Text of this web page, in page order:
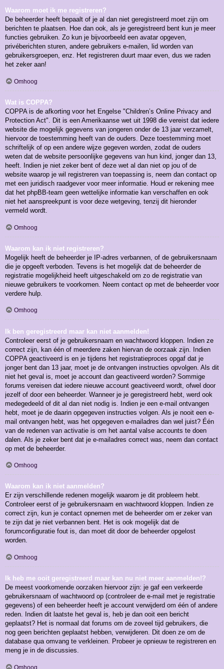
Waarom moet ik me registreren?
De beheerder heeft bepaalt of je al dan niet geregistreerd moet zijn om
berichten te plaatsen. Hoe dan ook, als je geregistreerd bent kun je meer
functies gebruiken. Zo kun je bijvoorbeeld een avatar opgeven,
privéberichten sturen, andere gebruikers e-mailen, lid worden van
gebruikersgroepen, enz. Het registreren duurt maar even, dus we raden
het zeker aan!
Omhoog
Wat is COPPA?
COPPA is de afkorting voor het Engelse "Children’s Online Privacy and
Protection Act". Dit is een Amerikaanse wet uit 1998 die vereist dat iedere
website die mogelijk gegevens van jongeren onder de 13 jaar verzamelt,
hiervoor de toestemming heeft van de ouders. Deze toestemming moet
schriftelijk of op een andere wijze gegeven worden, zodat de ouders
weten dat de website persoonlijke gegevens van hun kind, jonger dan 13,
heeft. Indien je niet zeker bent of deze wet al dan niet op jou of de
website waarop je wil registreren van toepassing is, neem dan contact op
met een juridisch raadgever voor meer informatie. Houd er rekening mee
dat het phpBB-team geen wettelijke informatie kan verschaffen en ook
niet het aanspreekpunt is voor deze wetgeving, tenzij dit hieronder
vermeld wordt.
Omhoog
Waarom kan ik niet registreren?
Mogelijk heeft de beheerder je IP-adres verbannen, of de gebruikersnaam
die je opgeeft verboden. Tevens is het mogelijk dat de beheerder de
registratie mogelijkheid heeft uitgeschakeld om zo de registratie van
nieuwe gebruikers te voorkomen. Neem contact op met de beheerder voor
verdere hulp.
Omhoog
Ik ben geregistreerd maar kan niet aanmelden!
Controleer eerst of je gebruikersnaam en wachtwoord kloppen. Indien ze
correct zijn, kan één of meerdere zaken hiervan de oorzaak zijn. Indien
COPPA geactiveerd is en je tijdens het registratieproces opgaf dat je
jonger bent dan 13 jaar, moet je de ontvangen instructies opvolgen. Als dit
niet het geval is, moet je account dan geactiveerd worden? Sommige
forums vereisen dat iedere nieuwe account geactiveerd wordt, ofwel door
jezelf of door een beheerder. Wanneer je je geregistreerd hebt, werd ook
medegedeeld of dit al dan niet nodig is. Indien je een e-mail ontvangen
hebt, moet je de daarin opgegeven instructies volgen. Als je nooit een e-
mail ontvangen hebt, was het opgegeven e-mailadres dan wel juist? Één
van de redenen van activatie is om het aantal valse accounts te doen
dalen. Als je zeker bent dat je e-mailadres correct was, neem dan contact
op met de beheerder.
Omhoog
Waarom kan ik niet aanmelden?
Er zijn verschillende redenen mogelijk waarom je dit probleem hebt.
Controleer eerst of je gebruikersnaam en wachtwoord kloppen. Indien ze
correct zijn, kun je contact opnemen met de beheerder om er zeker van
te zijn dat je niet verbannen bent. Het is ook mogelijk dat de
forumconfiguratie fout is, dan moet dit door de beheerder opgelost
worden.
Omhoog
Ik heb me ooit geregistreerd maar kan nu niet meer aanmelden!?
De meest voorkomende oorzaken hiervoor zijn: je gaf een verkeerde
gebruikersnaam of wachtwoord op (controleer de e-mail met je registratie
gegevens) of een beheerder heeft je account verwijderd om één of andere
reden. Indien dit laatste het geval is, heb je dan ooit een bericht
geplaatst? Het is normaal dat forums om de zoveel tijd gebruikers, die
nog geen berichten geplaatst hebben, verwijderen. Dit doen ze om de
database qua omvang te verkleinen. Probeer je opnieuw te registreren en
meng je in de discussies.
Omhoog